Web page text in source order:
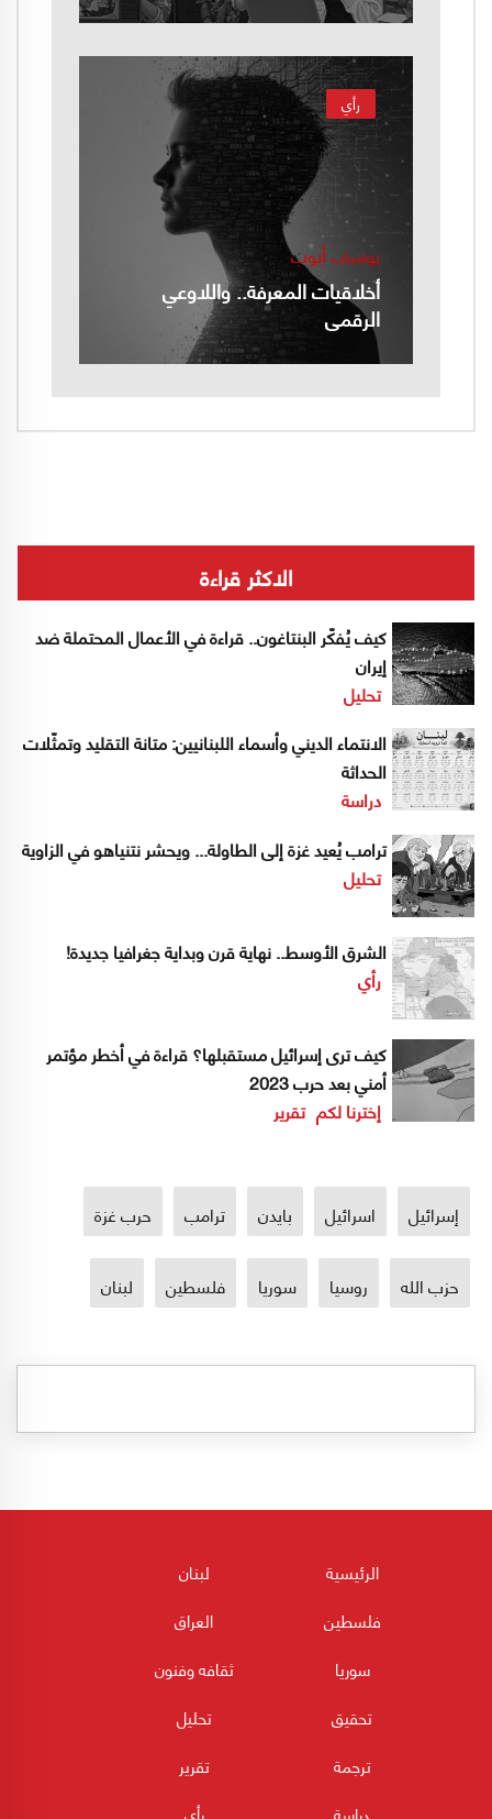
رأي
يوسف أيوب
أخلاقيات المعرفة.. واللاوعي
الرقمي
الاكثر قراءة
كيف يُفكّر البنتاغون.. قراءة في الأعمال المحتملة ضد
إيران
تحليل
الانتماء الديني وأسماء اللبنانيين: متانة التقليد وتمثّلات
الحداثة
دراسة
ترامب يُعيد غزة إلى الطاولة... ويحشر نتنياهو في الزاوية
تحليل
الشرق الأوسط.. نهاية قرن وبداية جغرافيا جديدة!
رأي
كيف ترى إسرائيل مستقبلها؟ قراءة في أخطر مؤتمر
أمني بعد حرب 2023
إخترنا لكم تقرير
إسرائيل اسرائيل بايدن ترامب حرب غزة
حزب الله روسيا سوريا فلسطين لبنان
الرئيسية
لبنان
فلسطين
العراق
سوريا
ثقافه وفنون
تحقيق
تحليل
ترجمة
تقرير